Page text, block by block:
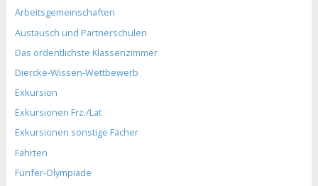
Arbeitsgemeinschaften
Austausch und Partnerschulen
Das ordentlichste Klassenzimmer
Diercke-Wissen-Wettbewerb
Exkursion
Exkursionen Frz./Lat
Exkursionen sonstige Fächer
Fahrten
Fünfer-Olympiade